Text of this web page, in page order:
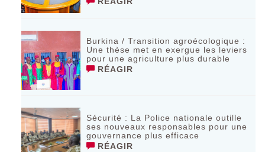
Burkina / Transition agroécologique :
Une thèse met en exergue les leviers
pour une agriculture plus durable
RÉAGIR
Sécurité : La Police nationale outille
ses nouveaux responsables pour une
gouvernance plus efficace
RÉAGIR